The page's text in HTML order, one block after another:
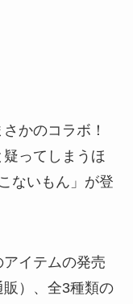
かのコラボ！
疑ってしまうほ
ないもん」が登
イテムの発売
）、全3種類の